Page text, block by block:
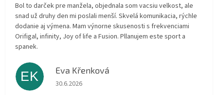
Bol to darček pre manžela, objednala som vacsiu velkost, ale
snad už druhy den mi poslali menší. Skvelá komunikacia, rýchle
dodanie aj výmena. Mam výnorne skusenosti s frekvenciami
Orifigal, infinity, Joy of life a Fusion. Pllanujem este sport a
spanek.
EK Eva Křenková
Hodnocení obchodu je 5 z 5 hvězdiček.
30.6.2026